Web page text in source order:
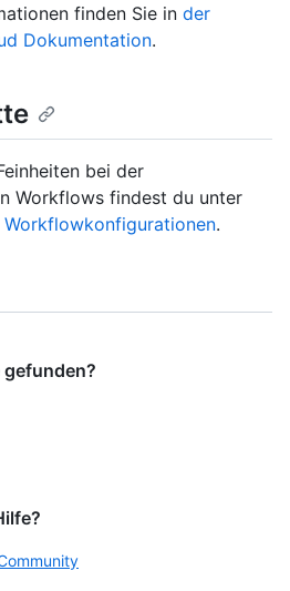
finden Sie in der
Dokumentation.
bei der
Workflows findest du unter
.
gefunden?